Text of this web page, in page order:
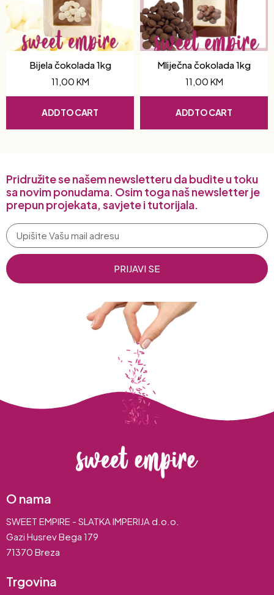
Bijela čokolada 1kg
11,00 KM
ADD TO CART
Mliječna čokolada 1kg
11,00 KM
ADD TO CART
Pridružite se našem newsletteru da budite u toku
sa novim ponudama. Osim toga naš newsletter je
prepun projekata, savjete i tutorijala.
PRIJAVI SE
O nama
SWEET EMPIRE - SLATKA IMPERIJA d.o.o.
Gazi Husrev Bega 179
71370 Breza
Trgovina